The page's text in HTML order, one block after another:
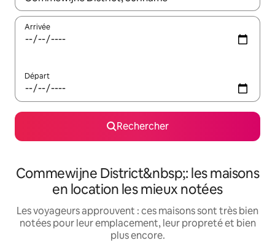
Arrivée
Départ
Rechercher
Commewijne District&nbsp;: les maisons
en location les mieux notées
Les voyageurs approuvent : ces maisons sont très bien
notées pour leur emplacement, leur propreté et bien
plus encore.